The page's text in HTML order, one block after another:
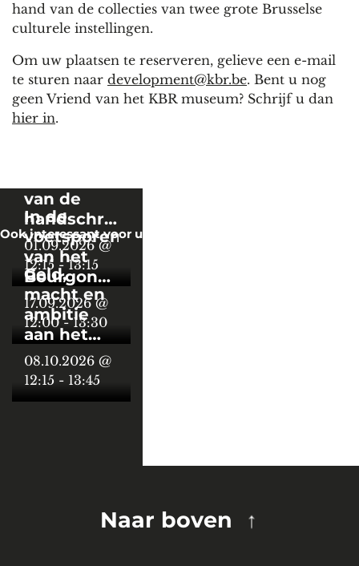
hand van de collecties van twee grote Brusselse
culturele instellingen.
Om uw plaatsen te reserveren, gelieve een e-mail
te sturen naar development@kbr.be. Bent u nog
geen Vriend van het KBR museum? Schrijf u dan
hier in.
Ook interessant voor u
van de
handschriften
van KBR
01.09.2026 @
12:15 -13:15
In de
voetsporen
van het
Bourgondische
hof:
bezoek
aan het
Coudenbergpaleis
17.09.2026 @
12:00-13:30
Geld,
macht en
ambitie
aan het
Bourgondische
hof
08.10.2026 @
12:15 - 13:45
Naar boven